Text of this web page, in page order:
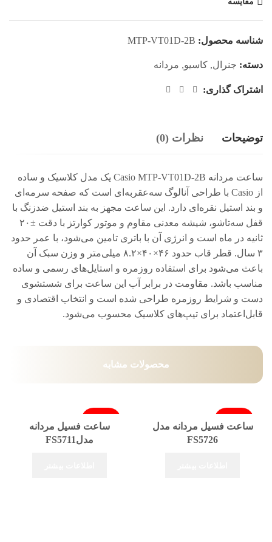
شناسه محصول: MTP-VT01D-2B
دسته: جنرال, کاسیو, مردانه
اشتراک گذاری:
توضیحات نظرات (0)
ساعت مردانه Casio MTP-VT01D-2B یک مدل کلاسیک و ساده
از Casio با طراحی ‌آنالوگ سه‌عقربه‌ای است که صفحه سرمه‌ای
و بند استیل نقره‌ای دارد. این ساعت مجهز به بند استیل ضدزنگ با
قفل سه‌تاشو، شیشه معدنی مقاوم و موتور کوارتز با دقت ±۲۰
ثانیه در ماه است و انرژی آن با باتری تامین می‌شود، با عمر حدود
۳ سال. قطر قاب حدود ۴۶×۴۰×۸.۲ میلی‌متر و وزن سبک آن
باعث می‌شود برای استفاده روزمره و استایل‌های رسمی و ساده
مناسب باشد. مقاومت در برابر آب این ساعت برای شستشوی
دست و شرایط روزمره طراحی شده است و انتخاب اقتصادی و
قابل‌اعتماد برای تیپ‌های کلاسیک محسوب می‌شود.
محصولات مشابه
فروخته شد
ساعت فسیل مردانه مدل
FS5726
فروخته شد
ساعت فسیل مردانه
مدلFS5711